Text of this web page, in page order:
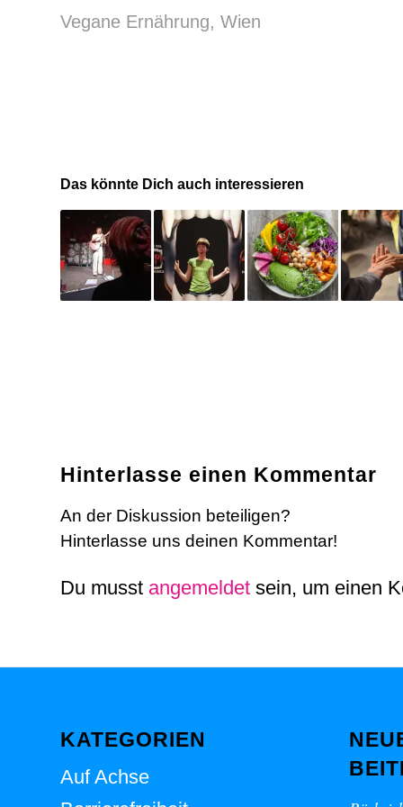
Vegane Ernährung, Wien
Das könnte Dich auch interessieren
Hinterlasse einen Kommentar
An der Diskussion beteiligen?
Hinterlasse uns deinen Kommentar!
Du musst angemeldet sein, um einen
KATEGORIEN
Auf Achse